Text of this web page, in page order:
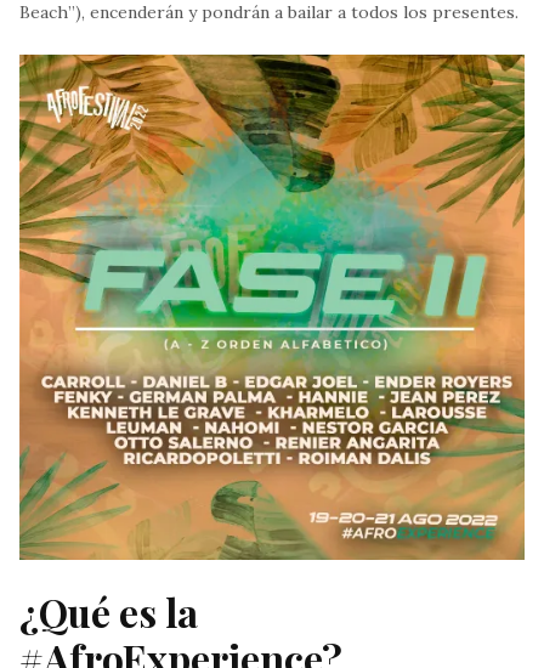
Beach”), encenderán y pondrán a bailar a todos los presentes.
¿Qué es la